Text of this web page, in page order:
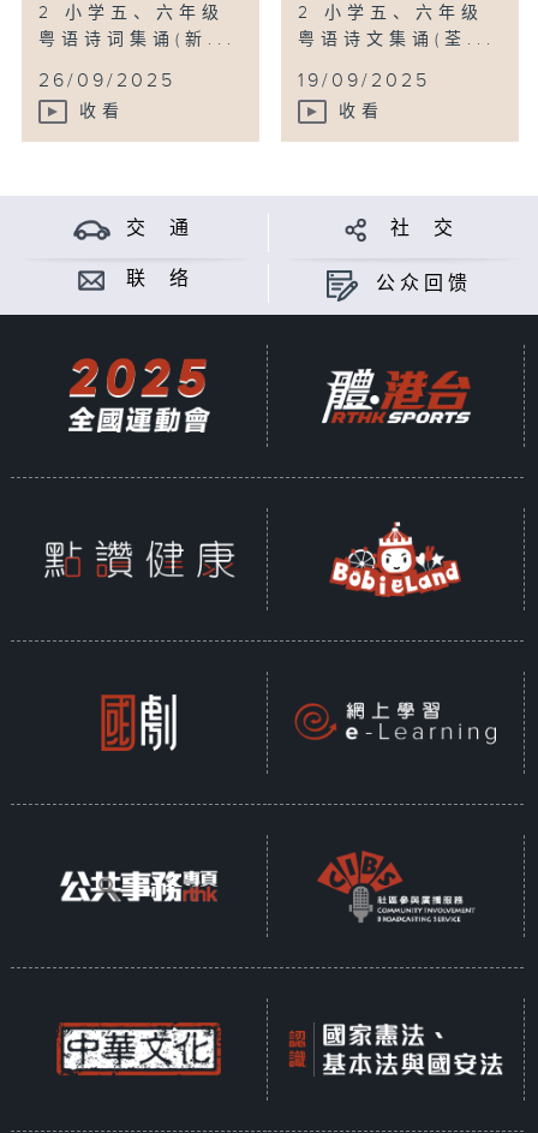
2 小学五、六年级
粤语诗词集诵(新...
26/09/2025
收看
2 小学五、六年级
粤语诗文集诵(荃...
19/09/2025
收看
交 通 社 交
联 络 公众回馈